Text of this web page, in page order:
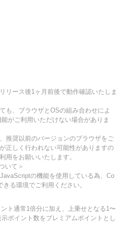
リース後1ヶ月前後で動作確認いたしま
も、ブラウザとOSの組み合わせによ
がご利用いただけない場合がありま
推奨以前のバージョンのブラウザをご
正しく行われない可能性がありますの
用をお願いいたします。
いて＞
の機能を使用している為、Co
る環境でご利用ください。
ト通常1倍分に加え、上乗せとなる1〜
ポイント数をプレミアムポイントとし